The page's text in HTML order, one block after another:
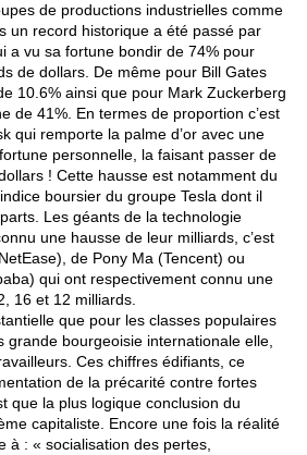
de productions industrielles comme
un record historique a été passé par
a vu sa fortune bondir de 74% pour
de dollars. De même pour Bill Gates
10.6% ainsi que pour Mark Zuckerberg
de 41%. En termes de proportion c’est
qui remporte la palme d’or avec une
personnelle, la faisant passer de
! Cette hausse est notamment du
boursier du groupe Tesla dont il
Les géants de la technologie
une hausse de leur milliards, c’est
de Pony Ma (Tencent) ou
qui ont respectivement connu une
16 et 12 milliards.
que pour les classes populaires
grande bourgeoisie internationale elle,
Ces chiffres édifiants, ce
de la précarité contre fortes
que la plus logique conclusion du
capitaliste. Encore une fois la réalité
à : « socialisation des pertes,